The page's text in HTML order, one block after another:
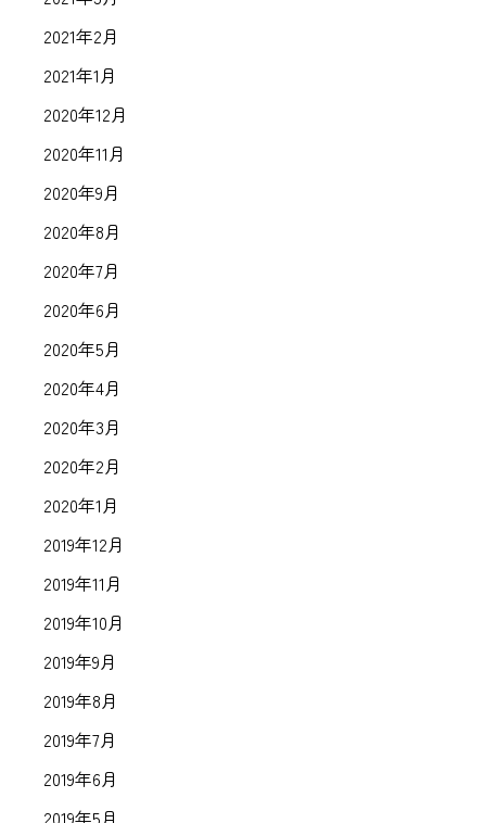
2021年2月
2021年1月
2020年12月
2020年11月
2020年9月
2020年8月
2020年7月
2020年6月
2020年5月
2020年4月
2020年3月
2020年2月
2020年1月
2019年12月
2019年11月
2019年10月
2019年9月
2019年8月
2019年7月
2019年6月
2019年5月